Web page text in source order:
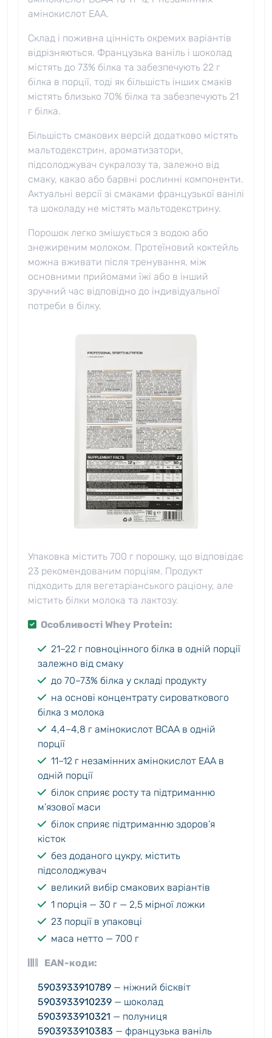
амінокислот EAA.
Склад і поживна цінність окремих варіантів
відрізняються. Французька ваніль і шоколад
містять до 73% білка та забезпечують 22 г
білка в порції, тоді як більшість інших смаків
містять близько 70% білка та забезпечують 21
г білка.
Більшість смакових версій додатково містять
мальтодекстрин, ароматизатори,
підсолоджувач сукралозу та, залежно від
смаку, какао або барвні рослинні компоненти.
Актуальні версії зі смаками французької ванілі
та шоколаду не містять мальтодекстрину.
Порошок легко змішується з водою або
знежиреним молоком. Протеїновий коктейль
можна вживати після тренування, між
основними прийомами їжі або в інший
зручний час відповідно до індивідуальної
потреби в білку.
Упаковка містить 700 г порошку, що відповідає
23 рекомендованим порціям. Продукт
підходить для вегетаріанського раціону, але
містить білки молока та лактозу.
Особливості Whey Protein:
21–22 г повноцінного білка в одній порції
залежно від смаку
до 70–73% білка у складі продукту
на основі концентрату сироваткового
білка з молока
4,4–4,8 г амінокислот BCAA в одній
порції
11–12 г незамінних амінокислот EAA в
одній порції
білок сприяє росту та підтриманню
м’язової маси
білок сприяє підтриманню здоров’я
кісток
без доданого цукру, містить
підсолоджувач
великий вибір смакових варіантів
1 порція — 30 г — 2,5 мірної ложки
23 порції в упаковці
маса нетто — 700 г
EAN-коди:
5903933910789 — ніжний бісквіт
5903933910239 — шоколад
5903933910321 — полуниця
5903933910383 — французька ваніль